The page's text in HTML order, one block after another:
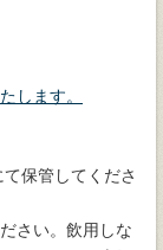
します。
保管してくださ
さい。飲用しな